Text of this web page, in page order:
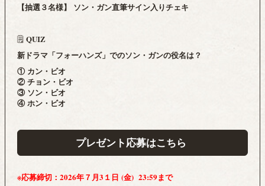
【抽選３名様】 ソン・ガン直筆サイン入りチェキ
🗒️ QUIZ
新ドラマ「フォーハンズ」でのソン・ガンの役名は？
① カン・ビオ
② チョン・ビオ
③ ソン・ビオ
④ ホン・ビオ
プレゼント応募はこちら
※応募締切： 2026年７月3１日 (金) 23:59まで